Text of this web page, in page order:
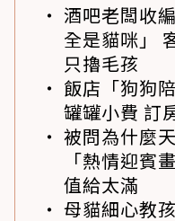
酒吧老闆收
全是貓咪」
只擼毛孩
飯店「狗狗
罐罐小費 訂
被問為什麼
「熱情迎賓
值給太滿
母貓細心教